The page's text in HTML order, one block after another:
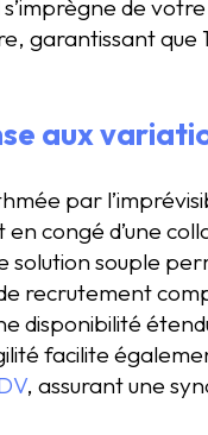
de
garantissant que
aux
par
en congé d’une
solution souple
recrutement
disponibilité
facilite
, assurant une